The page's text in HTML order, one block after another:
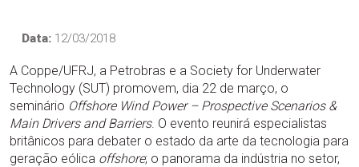
Data: 12/03/2018
A Coppe/UFRJ, a Petrobras e a Society for Underwater
Technology (SUT) promovem, dia 22 de março, o
seminário Offshore Wind Power – Prospective Scenarios &
Main Drivers and Barriers. O evento reunirá especialistas
britânicos para debater o estado da arte da tecnologia para
geração eólica offshore; o panorama da indústria no setor,